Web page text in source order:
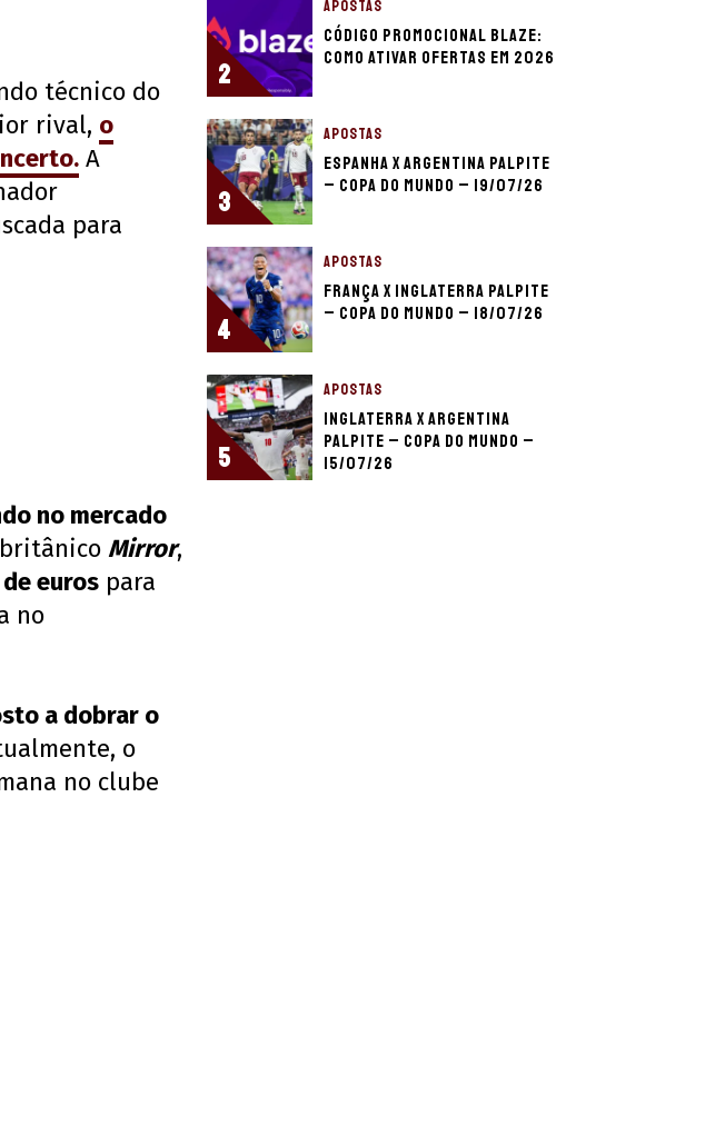
técnico do
rival, o
A
para
no mercado
Mirror,
euros para
no
a dobrar o
o
no clube
2
APOSTAS
Código promocional Blaze:
como ativar ofertas em 2026
3
APOSTAS
Espanha x Argentina palpite
– Copa do Mundo – 19/07/26
4
APOSTAS
França x Inglaterra palpite
– Copa do Mundo – 18/07/26
5
APOSTAS
Inglaterra x Argentina
palpite – Copa do Mundo –
15/07/26